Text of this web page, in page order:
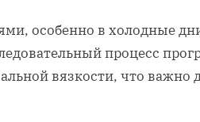
особенно в холодные
процесс
вязкости, что важно